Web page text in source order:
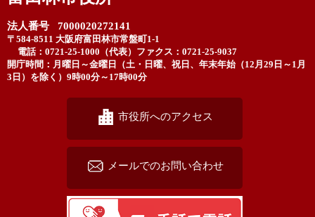
法人番号 7000020272141
〒584-8511 大阪府富田林市常盤町1-1
電話：0721-25-1000（代表） ファクス：0721-25-9037
開庁時間：月曜日～金曜日（土・日曜、祝日、年末年始（12月29日～1月
3日）を除く）9時00分～17時00分
市役所へのアクセス
メールでのお問い合わせ